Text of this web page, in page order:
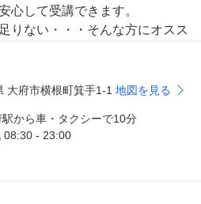
心して受講できます。
りない・・・そんな方にオスス
りの悩みに沿ったレッスンが受
大府市横根町箕手1-1 地図を見る
から車・タクシーで10分
08:30 - 23:00